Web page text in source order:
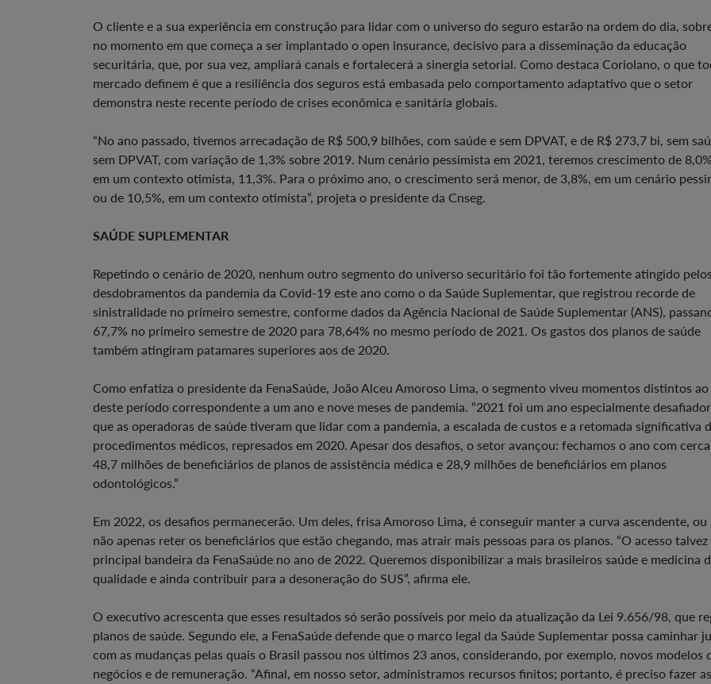
O cliente e a sua experiência em construção para lidar com o universo do seguro estarão na ordem do dia,
no momento em que começa a ser implantado o open insurance, decisivo para a disseminação da educação
securitária, que, por sua vez, ampliará canais e fortalecerá a sinergia setorial. Como destaca Coriolano, o que
mercado definem é que a resiliência dos seguros está embasada pelo comportamento adaptativo que o setor
demonstra neste recente período de crises econômica e sanitária globais.
“No ano passado, tivemos arrecadação de R$ 500,9 bilhões, com saúde e sem DPVAT, e de R$ 273,7 bi, sem
sem DPVAT, com variação de 1,3% sobre 2019. Num cenário pessimista em 2021, teremos crescimento de
em um contexto otimista, 11,3%. Para o próximo ano, o crescimento será menor, de 3,8%, em um cenário
ou de 10,5%, em um contexto otimista”, projeta o presidente da Cnseg.
SAÚDE SUPLEMENTAR
Repetindo o cenário de 2020, nenhum outro segmento do universo securitário foi tão fortemente atingido
desdobramentos da pandemia da Covid-19 este ano como o da Saúde Suplementar, que registrou recorde de
sinistralidade no primeiro semestre, conforme dados da Agência Nacional de Saúde Suplementar (ANS),
67,7% no primeiro semestre de 2020 para 78,64% no mesmo período de 2021. Os gastos dos planos de saúde
também atingiram patamares superiores aos de 2020.
Como enfatiza o presidente da FenaSaúde, João Alceu Amoroso Lima, o segmento viveu momentos distintos
deste período correspondente a um ano e nove meses de pandemia. “2021 foi um ano especialmente
que as operadoras de saúde tiveram que lidar com a pandemia, a escalada de custos e a retomada significativa
procedimentos médicos, represados em 2020. Apesar dos desafios, o setor avançou: fechamos o ano com
48,7 milhões de beneficiários de planos de assistência médica e 28,9 milhões de beneficiários em planos
odontológicos.”
Em 2022, os desafios permanecerão. Um deles, frisa Amoroso Lima, é conseguir manter a curva ascendente, ou
não apenas reter os beneficiários que estão chegando, mas atrair mais pessoas para os planos. “O acesso talvez
principal bandeira da FenaSaúde no ano de 2022. Queremos disponibilizar a mais brasileiros saúde e medicina
qualidade e ainda contribuir para a desoneração do SUS”, afirma ele.
O executivo acrescenta que esses resultados só serão possíveis por meio da atualização da Lei 9.656/98, que
planos de saúde. Segundo ele, a FenaSaúde defende que o marco legal da Saúde Suplementar possa caminhar
com as mudanças pelas quais o Brasil passou nos últimos 23 anos, considerando, por exemplo, novos modelos
negócios e de remuneração. “Afinal, em nosso setor, administramos recursos finitos; portanto, é preciso fazer as